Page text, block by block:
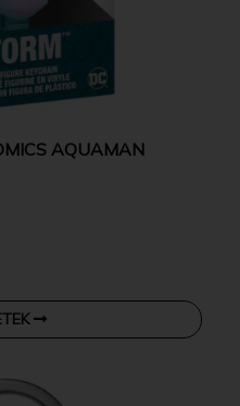
AQUAMAN